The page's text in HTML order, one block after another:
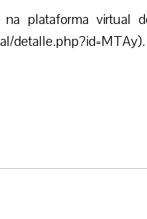
plataforma virtual